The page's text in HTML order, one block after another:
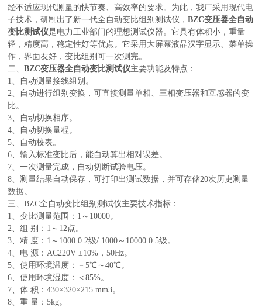
经不适应现代测量的快节奏、高效率的要求。为此，我厂采用现代电
子技术，研制出了新一代全自动变比组别测试仪，BZC变压器全自动
变比测试仪是电力工业部门的理想测试仪器。它具有体积小，重量
轻，精度高，稳定性好等优点。它采用大屏幕液晶汉字显示、菜单操
作，界面友好，变比组别可一次测完。
二、BZC变压器全自动变比测试仪主要功能及特点：
1、自动测量接线组别。
2、自动进行组别变换，可直接测量单相、三相变压器和互感器的变
比。
3、自动切换相序。
4、自动切换量程。
5、自动校表。
6、输入标准变比后，能自动算出相对误差。
7、一次测量完成，自动切断试验电压。
8、测量结果自动保存，可打印出测试数据，并可存储20次历史测量
数据。
三、BZC全自动变比组别测试仪主要技术指标：
1、变比测量范围：1～10000。
2、组 别：1～12点。
3、精 度：1～1000 0.2级/ 1000～10000 0.5级。
4、电 源：AC220V ±10%，50Hz。
5、使用环境温度：－5℃～40℃。
6、使用环境湿度：＜85%。
7、体 积：430×320×215 mm3。
8、重 量：5kg。